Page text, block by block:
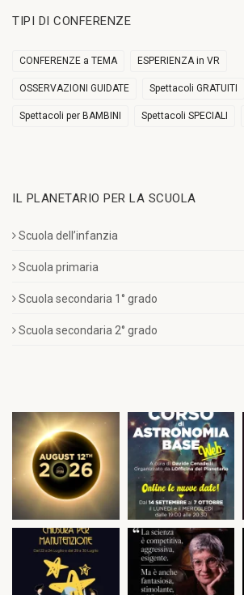
TIPI DI CONFERENZE
CONFERENZE a TEMA ESPERIENZA in VR
OSSERVAZIONI GUIDATE Spettacoli GRATUITI
Spettacoli per BAMBINI Spettacoli SPECIALI
IL PLANETARIO PER LA SCUOLA
Scuola dell’infanzia
Scuola primaria
Scuola secondaria 1° grado
Scuola secondaria 2° grado